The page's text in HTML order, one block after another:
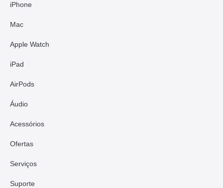
iPhone
Mac
Apple Watch
iPad
AirPods
Áudio
Acessórios
Ofertas
Serviços
Suporte